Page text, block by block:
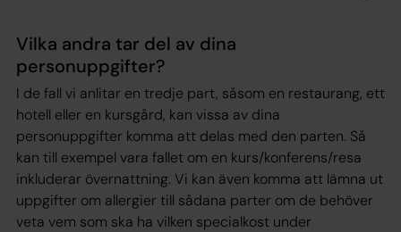
Vilka andra tar del av dina
personuppgifter?
I de fall vi anlitar en tredje part, såsom en restaurang, ett
hotell eller en kursgård, kan vissa av dina
personuppgifter komma att delas med den parten. Så
kan till exempel vara fallet om en kurs/konferens/resa
inkluderar övernattning. Vi kan även komma att lämna ut
uppgifter om allergier till sådana parter om de behöver
veta vem som ska ha vilken specialkost under